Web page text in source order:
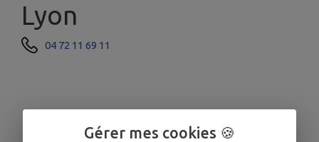
Lyon
04 72 11 69 11
Gérer mes cookies 🍪